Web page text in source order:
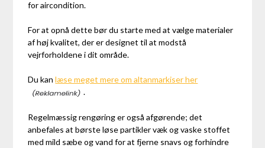
for aircondition.
For at opnå dette bør du starte med at vælge materialer
af høj kvalitet, der er designet til at modstå
vejrforholdene i dit område.
Du kanlæse meget mere om altanmarkiser her
.
Regelmæssig rengøring er også afgørende; det
anbefales at børste løse partikler væk og vaske stoffet
med mild sæbe og vand for at fjerne snavs og forhindre